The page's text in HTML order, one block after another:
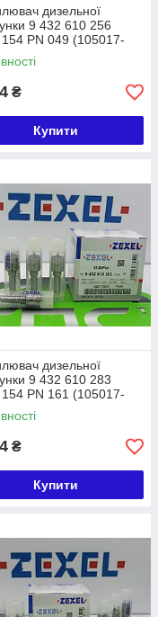
дизельної
9 432 610 256
154 PN 049 (105017-
ISUZU
₴
Купити
дизельної
9 432 610 283
154 PN 161 (105017-
ISUZU
₴
Купити